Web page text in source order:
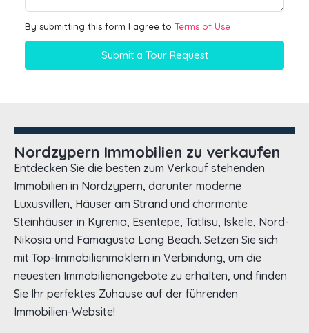
By submitting this form I agree to Terms of Use
Submit a Tour Request
Nordzypern Immobilien zu verkaufen
Entdecken Sie die besten zum Verkauf stehenden
Immobilien in Nordzypern, darunter moderne
Luxusvillen, Häuser am Strand und charmante
Steinhäuser in Kyrenia, Esentepe, Tatlisu, Iskele, Nord-
Nikosia und Famagusta Long Beach. Setzen Sie sich
mit Top-Immobilienmaklern in Verbindung, um die
neuesten Immobilienangebote zu erhalten, und finden
Sie Ihr perfektes Zuhause auf der führenden
Immobilien-Website!